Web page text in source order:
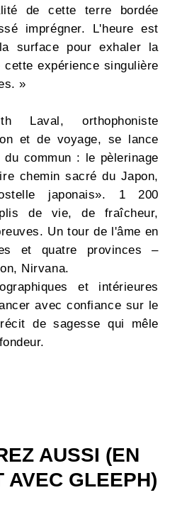
de cette terre bordée
imprégner. L'heure est
surface pour exhaler la
expérience singulière
»
Laval, orthophoniste
et de voyage, se lance
commun : le pèlerinage
chemin sacré du Japon,
japonais». 1 200
de vie, de fraîcheur,
Un tour de l'âme en
et quatre provinces –
Nirvana.
et intérieures
avec confiance sur le
de sagesse qui mêle
AUSSI (EN
AVEC GLEEPH)